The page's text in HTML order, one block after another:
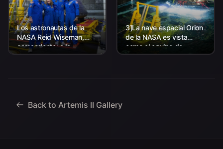
Los astronautas de la
NASA Reid Wiseman,
comandante; a la
izquierda, Christina Koch,
Hansen, especialista en
3]La nave espacial Orion
de la NASA es vista
como el equipo de
Aterrizaje y Recuperación
Back to Artemis II Gallery